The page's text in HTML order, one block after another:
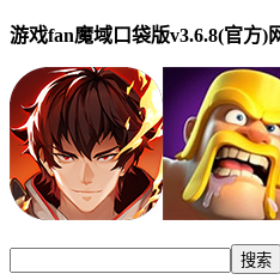
游戏fan魔域口袋版v3.6.8(官方)